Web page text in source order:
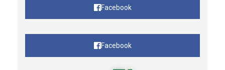
Facebook
Facebook